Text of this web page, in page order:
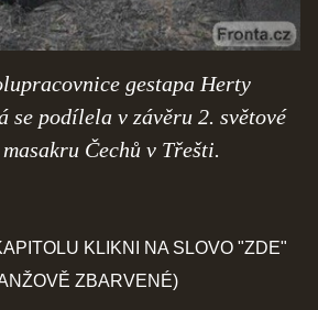
gestapa Herty
se podílela v závěru 2. světové
Čechů v Třešti.
KLIKNI NA SLOVO "ZDE"
ZBARVENÉ)